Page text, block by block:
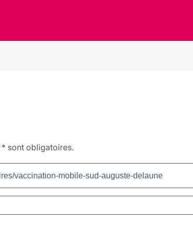
* sont obligatoires.